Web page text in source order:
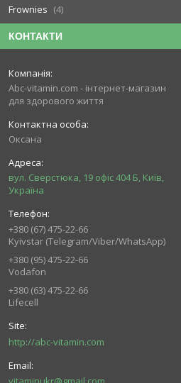
Frownies
4
КОНТАКТИ
Abc-vitamin.com - інтернет-магазин
для здорового життя
Оксана
вул. Сверстюка, 19 офіс 404 Б, Київ,
Україна
+380 (67) 475-22-66
Kyivstar (Telegram/Viber/WhatsApp)
+380 (95) 475-22-66
Vodafon
+380 (63) 475-22-66
Lifecell
http://abc-vitamin.com